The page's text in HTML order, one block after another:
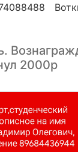
2000р